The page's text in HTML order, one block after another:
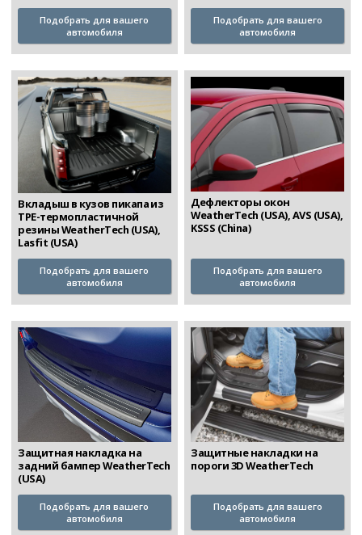
Подобрать для вашего
автомобиля
Подобрать для вашего
автомобиля
Вкладыш в кузов пикапа из
TPE-термопластичной
резины WeatherTech (USA),
Lasfit (USA)
Подобрать для вашего
автомобиля
Дефлекторы окон
WeatherTech (USA), AVS (USA),
KSSS (China)
Подобрать для вашего
автомобиля
Защитная накладка на
задний бампер WeatherTech
(USA)
Подобрать для вашего
автомобиля
Защитные накладки на
пороги 3D WeatherTech
Подобрать для вашего
автомобиля